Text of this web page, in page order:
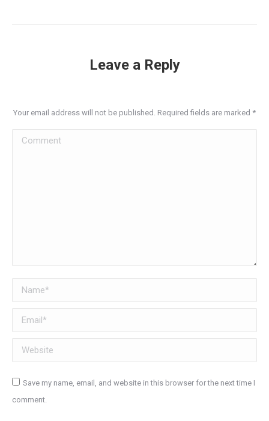
Leave a Reply
Your email address will not be published. Required fields are marked *
Comment
Name *
Email *
Website
Save my name, email, and website in this browser for the next time I
comment.